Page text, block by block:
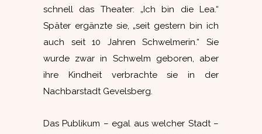
schnell das Theater: „Ich bin die Lea.“
Später ergänzte sie, „seit gestern bin ich
auch seit 10 Jahren Schwelmerin.“ Sie
wurde zwar in Schwelm geboren, aber
ihre Kindheit verbrachte sie in der
Nachbarstadt Gevelsberg.
Das Publikum – egal aus welcher Stadt –